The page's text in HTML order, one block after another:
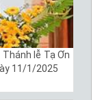
lễ Tạ Ơn
11/1/2025